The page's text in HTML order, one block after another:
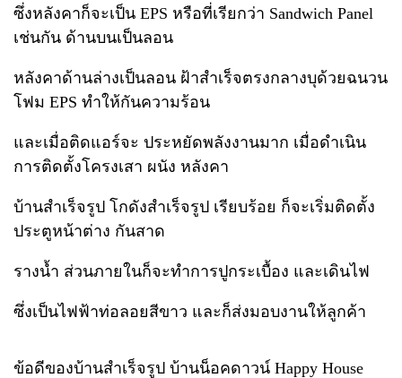
ซึ่งหลังคาก็จะเป็น EPS หรือที่เรียกว่า Sandwich Panel
เช่นกัน ด้านบนเป็นลอน
หลังคาด้านล่างเป็นลอน ฝ้าสำเร็จตรงกลางบุด้วยฉนวน
โฟม EPS ทำให้กันความร้อน
และเมื่อติดแอร์จะ ประหยัดพลังงานมาก เมื่อดำเนิน
การติดตั้งโครงเสา ผนัง หลังคา
บ้านสำเร็จรูป โกดังสำเร็จรูป เรียบร้อย ก็จะเริ่มติดตั้ง
ประตูหน้าต่าง กันสาด
รางน้ำ ส่วนภายในก็จะทำการปูกระเบื้อง และเดินไฟ
ซึ่งเป็นไฟฟ้าท่อลอยสีขาว และก็ส่งมอบงานให้ลูกค้า
ข้อดีของบ้านสำเร็จรูป บ้านน็อคดาวน์ Happy House